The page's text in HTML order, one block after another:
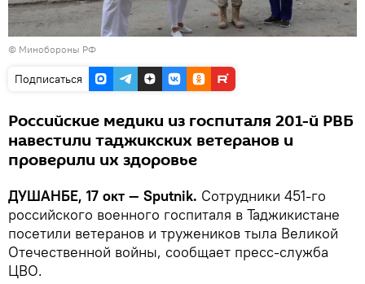
© Минобороны РФ
Подписаться
Российские медики из госпиталя 201-й РВБ
навестили таджикских ветеранов и
проверили их здоровье
ДУШАНБЕ, 17 окт — Sputnik. Сотрудники 451-го
российского военного госпиталя в Таджикистане
посетили ветеранов и тружеников тыла Великой
Отечественной войны, сообщает пресс-служба
ЦВО.